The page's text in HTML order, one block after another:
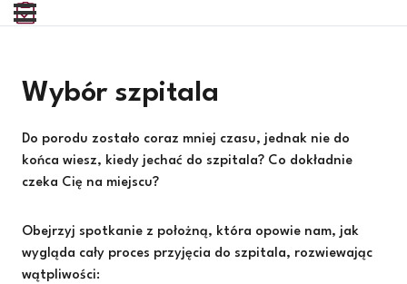
Wybór szpitala
Do porodu zostało coraz mniej czasu, jednak nie do
końca wiesz, kiedy jechać do szpitala? Co dokładnie
czeka Cię na miejscu?
Obejrzyj spotkanie z położną, która opowie nam, jak
wygląda cały proces przyjęcia do szpitala, rozwiewając
wątpliwości: